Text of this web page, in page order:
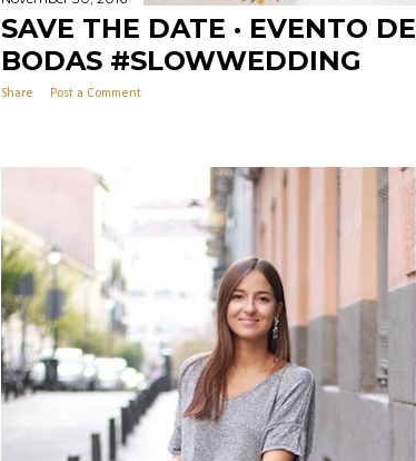
SAVE THE DATE · EVENTO DE
BODAS #SLOWWEDDING
Share Post a Comment